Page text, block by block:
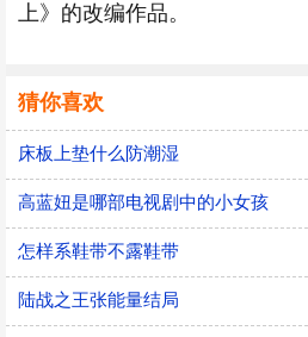
上》的改编作品。
猜你喜欢
床板上垫什么防潮湿
高蓝妞是哪部电视剧中的小女孩
怎样系鞋带不露鞋带
陆战之王张能量结局